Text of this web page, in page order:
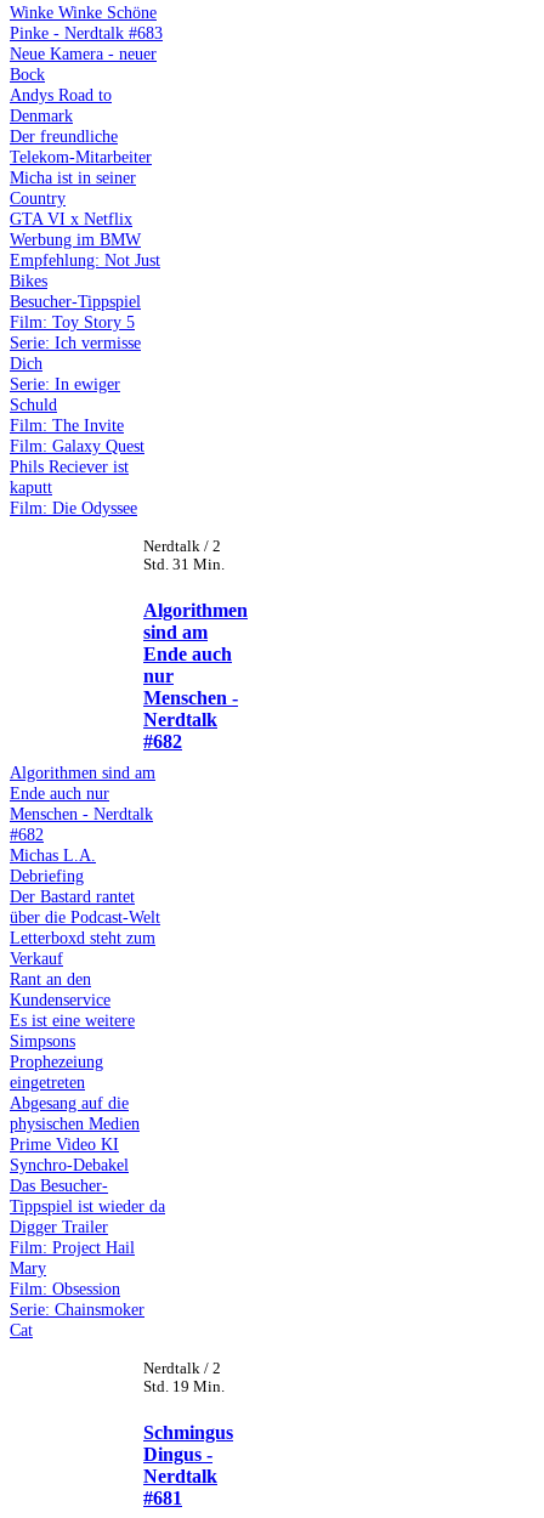
Winke Winke Schöne
Pinke - Nerdtalk #683
Neue Kamera - neuer
Bock
Andys Road to
Denmark
Der freundliche
Telekom-Mitarbeiter
Micha ist in seiner
Country
GTA VI x Netflix
Werbung im BMW
Empfehlung: Not Just
Bikes
Besucher-Tippspiel
Film: Toy Story 5
Serie: Ich vermisse
Dich
Serie: In ewiger
Schuld
Film: The Invite
Film: Galaxy Quest
Phils Reciever ist
kaputt
Film: Die Odyssee
Nerdtalk / 2
Std. 31 Min.
Algorithmen
sind am
Ende auch
nur
Menschen -
Nerdtalk
#682
Algorithmen sind am
Ende auch nur
Menschen - Nerdtalk
#682
Michas L.A.
Debriefing
Der Bastard rantet
über die Podcast-Welt
Letterboxd steht zum
Verkauf
Rant an den
Kundenservice
Es ist eine weitere
Simpsons
Prophezeiung
eingetreten
Abgesang auf die
physischen Medien
Prime Video KI
Synchro-Debakel
Das Besucher-
Tippspiel ist wieder da
Digger Trailer
Film: Project Hail
Mary
Film: Obsession
Serie: Chainsmoker
Cat
Nerdtalk / 2
Std. 19 Min.
Schmingus
Dingus -
Nerdtalk
#681